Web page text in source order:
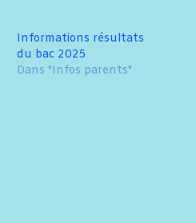
Informations résultats
du bac 2025
Dans "Infos parents"